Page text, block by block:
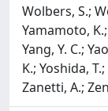
Wolbers, S.;
Yamamoto,
Yang, Y. C.;
K.; Yoshida, T.;
Zanetti, A.;